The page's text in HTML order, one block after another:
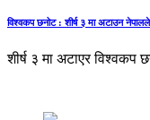
विश्वकप छनोट : शीर्ष ३ मा अटाउन नेपालले
शीर्ष ३ मा अटाएर विश्वकप